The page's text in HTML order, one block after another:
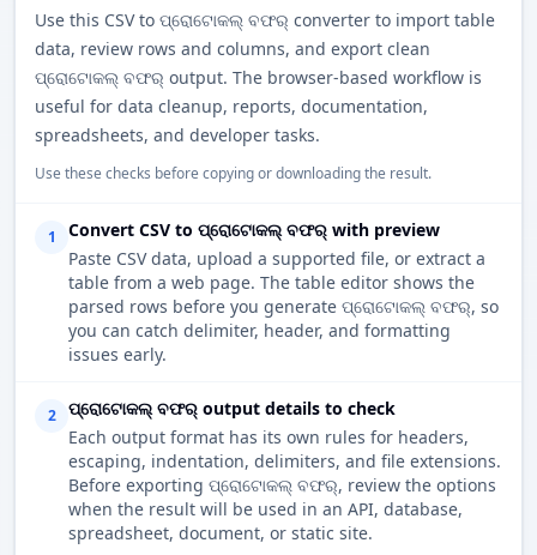
Use this CSV to ପ୍ରୋଟୋକଲ୍ ବଫର୍ converter to import table
data, review rows and columns, and export clean
ପ୍ରୋଟୋକଲ୍ ବଫର୍ output. The browser-based workflow is
useful for data cleanup, reports, documentation,
spreadsheets, and developer tasks.
Use these checks before copying or downloading the result.
1
Convert CSV to ପ୍ରୋଟୋକଲ୍ ବଫର୍ with preview
Paste CSV data, upload a supported file, or extract a
table from a web page. The table editor shows the
parsed rows before you generate ପ୍ରୋଟୋକଲ୍ ବଫର୍, so
you can catch delimiter, header, and formatting
issues early.
2
ପ୍ରୋଟୋକଲ୍ ବଫର୍ output details to check
Each output format has its own rules for headers,
escaping, indentation, delimiters, and file extensions.
Before exporting ପ୍ରୋଟୋକଲ୍ ବଫର୍, review the options
when the result will be used in an API, database,
spreadsheet, document, or static site.